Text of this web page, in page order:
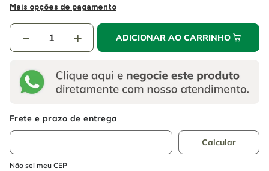
Mais opções de pagamento
＋
－ ADICIONAR AO CARRINHO
Não sei meu CEP
9º cabo flexivel
º serra copo
º
º cabo flexivel
disco corte